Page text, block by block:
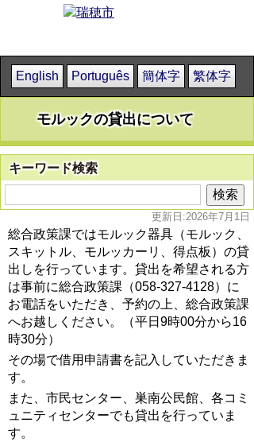
English Português 簡体字 繁体字
モルックの貸出について
キーワード検索
更新日:2026年7月1日
総合政策課ではモルック器具（モルック、
スキットル、モルッカーリ、得点板）の貸
出しを行っています。貸出を希望される方
は事前に総合政策課（058-327-4128）に
お電話をいただき、予約の上、総合政策課
へお越しください。（平日9時00分から16
時30分）
その場で借用申請書を記入していただきま
す。
また、市民センター、巣南公民館、各コミ
ュニティセンターでも貸出を行っていま
す。